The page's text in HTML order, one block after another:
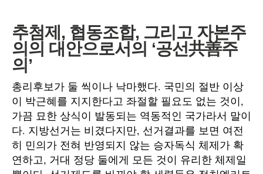
추첨제, 협동조합, 그리고 자본주
의의 대안으로서의 ‘공선共善주
의’
총리후보가 둘 씩이나 낙마했다. 국민의 절반 이상
이 박근혜를 지지한다고 좌절할 필요도 없는 것이,
가끔 묘한 상식이 발동되는 역동적인 국가라서 말이
다. 지방선거는 비겼다지만, 선거결과를 보면 여전
히 민의가 전혀 반영되지 않는 승자독식 체제가 확
연하고, 거대 정당 둘에게 모든 것이 유리한 체제일